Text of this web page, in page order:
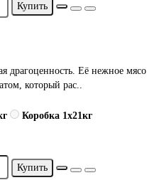
Купить
драгоценность. Её нежное мясо
который рас..
Коробка 1x21кг
Купить